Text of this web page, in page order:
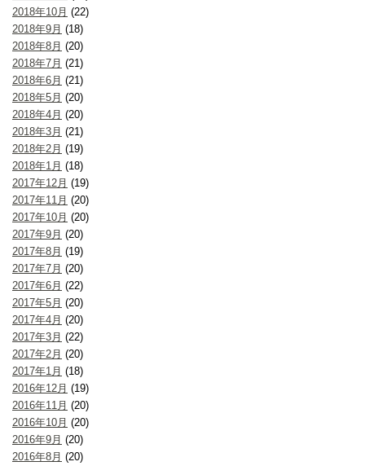
2018年10月 (22)
2018年9月 (18)
2018年8月 (20)
2018年7月 (21)
2018年6月 (21)
2018年5月 (20)
2018年4月 (20)
2018年3月 (21)
2018年2月 (19)
2018年1月 (18)
2017年12月 (19)
2017年11月 (20)
2017年10月 (20)
2017年9月 (20)
2017年8月 (19)
2017年7月 (20)
2017年6月 (22)
2017年5月 (20)
2017年4月 (20)
2017年3月 (22)
2017年2月 (20)
2017年1月 (18)
2016年12月 (19)
2016年11月 (20)
2016年10月 (20)
2016年9月 (20)
2016年8月 (20)